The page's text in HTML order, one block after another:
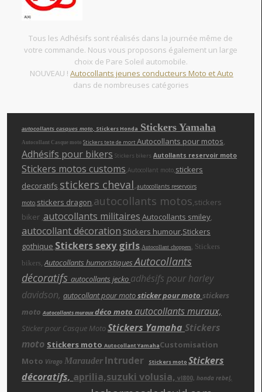
Tous les Adhésifs sont réalisés dans la journée même de
votre commande. Nous vous proposons également un large
choix de Pare Soleil automobile.
NOUVEAU ! Autocollants jeunes conducteurs Moto et Auto
dans de nombreuses catégories
autocollants casques moto , Stickers Honda Stickers Yamaha
Autocollant Casque moto Stickers tete de mortAutocollants pour motos
Adhésifs pour bikers Stickers bikers Autollants reservoir moto
Stickers motos customs Autocollant moto stickers
decoratifs stickers cheval,autocollants reservoirs
moto stickers dragon autocollants motos ,stickers
biker , autocollants militaires Autocollants smiley
autocollant décoration Stickers humour ,Stickers
gothique Stickers sexy girls Autocollant choppers
Stickers
bikers Autocollants humoristiquesAutocollants
décoratifs autocollants jecko adhésifs pour harley
davidson, autocollant pour motosticker pour moto stickers
moto Autocollants murauxdéco moto autocollants muraux,
Sticker pour Casque MotoStickers Yamaha Stickers
moto Stickers moto Autocollant YamahaCustomisation
Moto Virago Marauder Intruder Stickers moto Stickers
décoratifs, aprilia,suzuki volusia, vl800, honda rebel,